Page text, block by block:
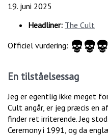
19. juni 2025
Headliner: The Cult
Officiel vurdering:
En tilståelsessag
Jeg er egentlig ikke meget
Cult angår, er jeg præcis en
finder ret irriterende. Jeg
Ceremony i 1991, og da